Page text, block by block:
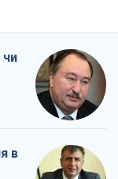
чи
в